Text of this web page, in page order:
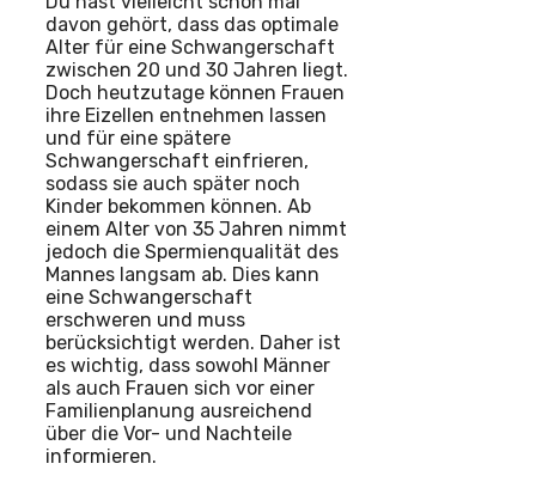
davon gehört, dass das optimale
Alter für eine Schwangerschaft
zwischen 20 und 30 Jahren liegt.
Doch heutzutage können Frauen
ihre Eizellen entnehmen lassen
und für eine spätere
Schwangerschaft einfrieren,
sodass sie auch später noch
Kinder bekommen können. Ab
einem Alter von 35 Jahren nimmt
jedoch die Spermienqualität des
Mannes langsam ab. Dies kann
eine Schwangerschaft
erschweren und muss
berücksichtigt werden. Daher ist
es wichtig, dass sowohl Männer
als auch Frauen sich vor einer
Familienplanung ausreichend
über die Vor- und Nachteile
informieren.